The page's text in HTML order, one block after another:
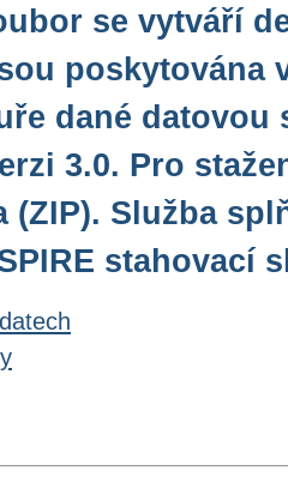
se vytváří
poskytována
dané datovou
3.0. Pro
(ZIP). Služba
stahovací